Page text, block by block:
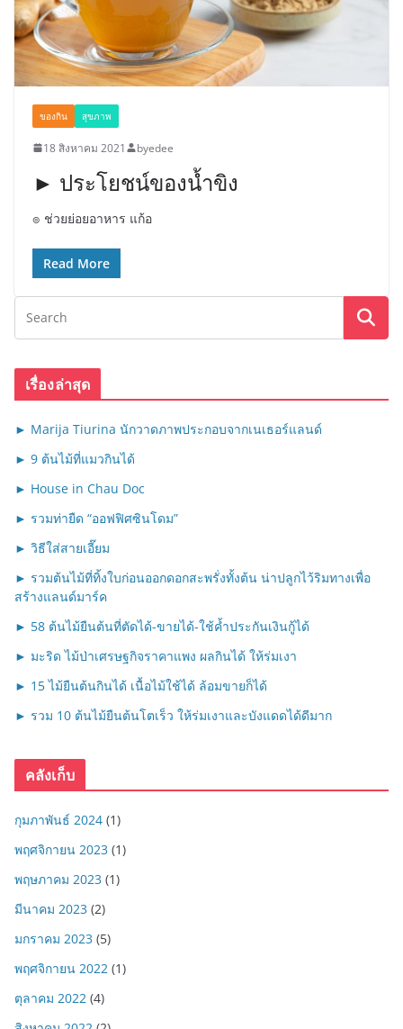
ของกิน สุขภาพ
18 สิงหาคม 2021 byedee
► ประโยชน์ของน้ำขิง
๏ ช่วยย่อยอาหาร แก้อ
Read More
เรื่องล่าสุด
► Marija Tiurina นักวาดภาพประกอบจากเนเธอร์แลนด์
► 9 ต้นไม้ที่แมวกินได้
► House in Chau Doc
► รวมท่ายืด “ออฟฟิศซินโดม”
► วิธีใส่สายเอี๊ยม
► รวมต้นไม้ที่ทิ้งใบก่อนออกดอกสะพรั่งทั้งต้น น่าปลูกไว้ริมทางเพื่อ
สร้างแลนด์มาร์ค
► 58 ต้นไม้ยืนต้นที่ตัดได้-ขายได้-ใช้ค้ำประกันเงินกู้ได้
► มะริด ไม้ป่าเศรษฐกิจราคาแพง ผลกินได้ ให้ร่มเงา
► 15 ไม้ยืนต้นกินได้ เนื้อไม้ใช้ได้ ล้อมขายก็ได้
► รวม 10 ต้นไม้ยืนต้นโตเร็ว ให้ร่มเงาและบังแดดได้ดีมาก
คลังเก็บ
กุมภาพันธ์ 2024 (1)
พฤศจิกายน 2023 (1)
พฤษภาคม 2023 (1)
มีนาคม 2023 (2)
มกราคม 2023 (5)
พฤศจิกายน 2022 (1)
ตุลาคม 2022 (4)